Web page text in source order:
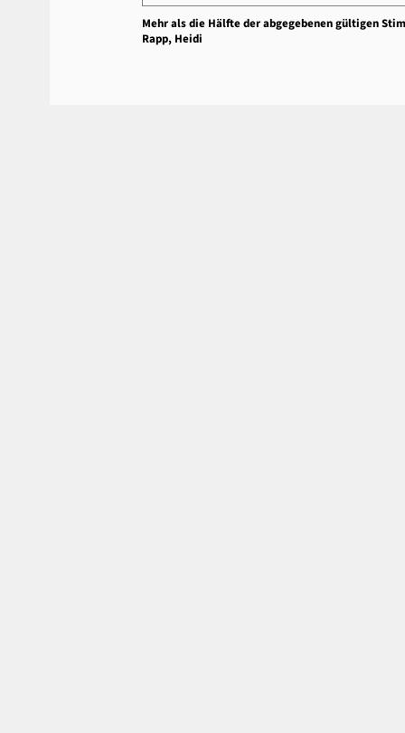
Mehr als die Hälfte der abgegebenen gültigen
Rapp, Heidi